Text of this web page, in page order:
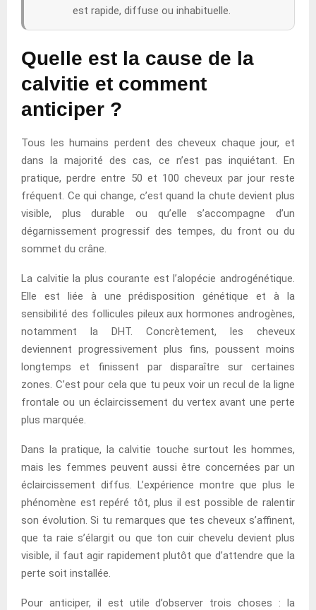
est rapide, diffuse ou inhabituelle.
Quelle est la cause de la
calvitie et comment
anticiper ?
Tous les humains perdent des cheveux chaque jour, et
dans la majorité des cas, ce n’est pas inquiétant. En
pratique, perdre entre 50 et 100 cheveux par jour reste
fréquent. Ce qui change, c’est quand la chute devient plus
visible, plus durable ou qu’elle s’accompagne d’un
dégarnissement progressif des tempes, du front ou du
sommet du crâne.
La calvitie la plus courante est l’alopécie androgénétique.
Elle est liée à une prédisposition génétique et à la
sensibilité des follicules pileux aux hormones androgènes,
notamment la DHT. Concrètement, les cheveux
deviennent progressivement plus fins, poussent moins
longtemps et finissent par disparaître sur certaines
zones. C’est pour cela que tu peux voir un recul de la ligne
frontale ou un éclaircissement du vertex avant une perte
plus marquée.
Dans la pratique, la calvitie touche surtout les hommes,
mais les femmes peuvent aussi être concernées par un
éclaircissement diffus. L’expérience montre que plus le
phénomène est repéré tôt, plus il est possible de ralentir
son évolution. Si tu remarques que tes cheveux s’affinent,
que ta raie s’élargit ou que ton cuir chevelu devient plus
visible, il faut agir rapidement plutôt que d’attendre que la
perte soit installée.
Pour anticiper, il est utile d’observer trois choses : la